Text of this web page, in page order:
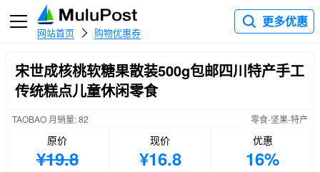
网站首页 购物优惠券
更多优惠
宋世成核桃软糖果散装500g包邮四川特产手工
传统糕点儿童休闲零食
TAOBAO 月销量: 82 零食-坚果-特产
原价
¥19.8
现价
¥16.8
优惠
16%